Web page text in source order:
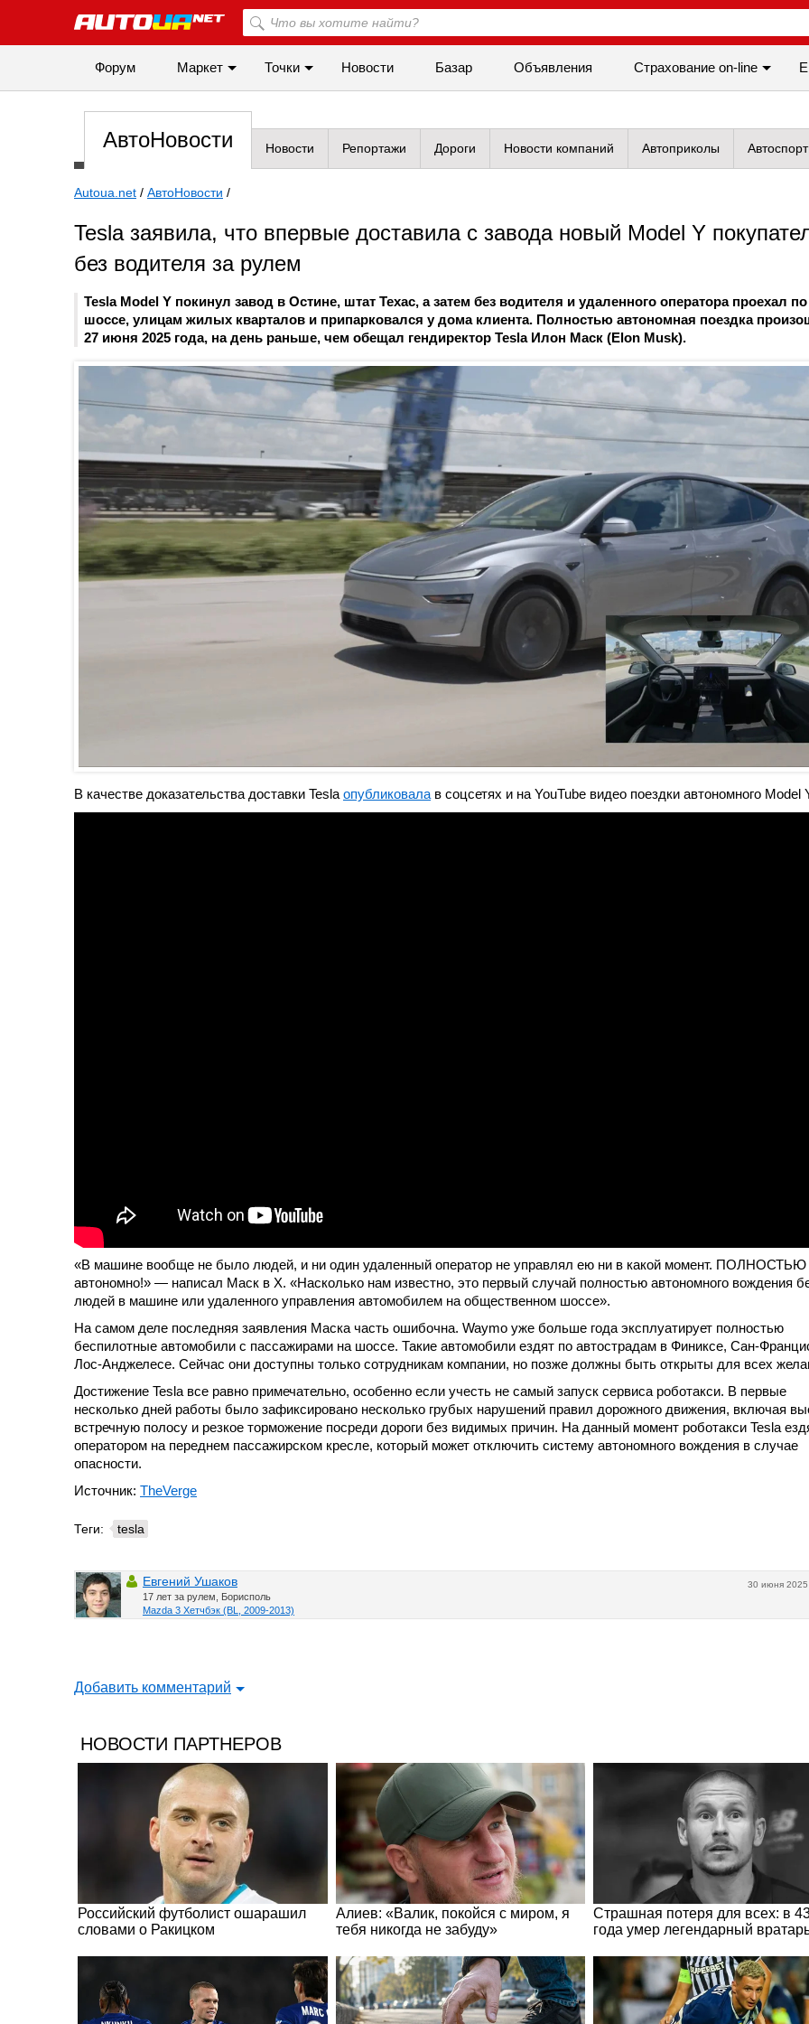
Форум Маркет Точки Новости Базар Объявления Cтрахование on-line
АвтоНовости Новости Репортажи Дороги Новости компаний Автоприколы Автоспорт
Autoua.net / АвтоНовости /
Tesla заявила, что впервые доставила с завода новый Model Y
без водителя за рулем
Tesla Model Y покинул завод в Остине, штат Техас, а затем без водителя и удаленного оператора проехал по
шоссе, улицам жилых кварталов и припарковался у дома клиента. Полностью автономная поездка
27 июня 2025 года, на день раньше, чем обещал гендиректор Tesla Илон Маск (Elon Musk).
В качестве доказательства доставки Tesla опубликовала в соцсетях и на YouTube видео поездки автономного Model
«В машине вообще не было людей, и ни один удаленный оператор не управлял ею ни в какой момент. ПОЛНОСТЬЮ
автономно!» — написал Маск в X. «Насколько нам известно, это первый случай полностью автономного вождения
людей в машине или удаленного управления автомобилем на общественном шоссе».
На самом деле последняя заявления Маска часть ошибочна. Waymo уже больше года эксплуатирует полностью
беспилотные автомобили с пассажирами на шоссе. Такие автомобили ездят по автострадам в Финиксе, Сан-
Лос-Анджелесе. Сейчас они доступны только сотрудникам компании, но позже должны быть открыты для всех
Достижение Tesla все равно примечательно, особенно если учесть не самый запуск сервиса роботакси. В первые
несколько дней работы было зафиксировано несколько грубых нарушений правил дорожного движения, включая
встречную полосу и резкое торможение посреди дороги без видимых причин. На данный момент роботакси Tesla
оператором на переднем пассажирском кресле, который может отключить систему автономного вождения в случае
опасности.
Источник: TheVerge
Теги: tesla
30 июня
Евгений Ушаков
17 лет за рулем, Борисполь
Mazda 3 Хетчбэк (BL, 2009-2013)
Добавить комментарий